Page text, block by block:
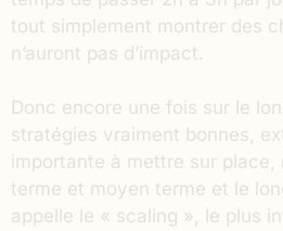
tout simplement montrer des
n’auront pas d’impact.
Donc encore une fois sur le
stratégies vraiment bonnes,
importante à mettre sur
terme et moyen terme et le
appelle le « scaling », le plus